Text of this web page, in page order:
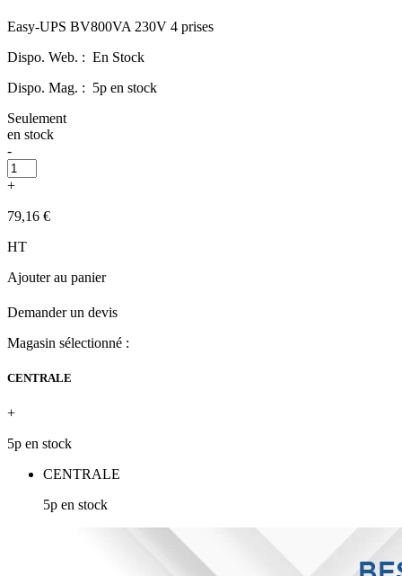
Easy-UPS BV800VA 230V 4 prises
Dispo. Web. : En Stock
Dispo. Mag. : 5p en stock
Seulement
en stock
-
+
79,16 €
HT
Ajouter au panier
Demander un devis
Magasin sélectionné :
CENTRALE
+
5p en stock
CENTRALE
5p en stock